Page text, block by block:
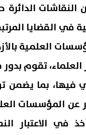
في القضايا
العلمية
العلماء، تقوم
فيها، بما
عن المؤسسات
في الاعتبار